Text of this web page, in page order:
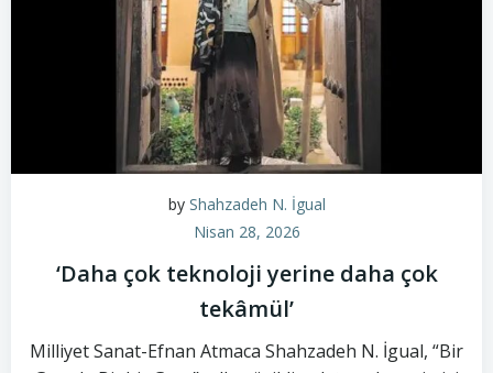
by Shahzadeh N. İgual
Nisan 28, 2026
‘Daha çok teknoloji yerine daha çok
tekâmül’
Milliyet Sanat-Efnan Atmaca Shahzadeh N. İgual, “Bir